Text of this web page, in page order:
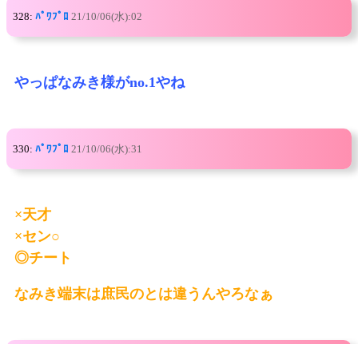
328: ﾊﾟﾜﾌﾟﾛ 21/10/06(水):02
やっぱなみき様がno.1やね
330: ﾊﾟﾜﾌﾟﾛ 21/10/06(水):31
×天才
×セン○
◎チート
なみき端末は庶民のとは違うんやろなぁ